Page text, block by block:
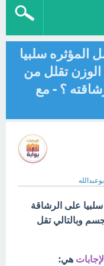
المؤثره سلبيا
تقلل من
؟ - مع
ابوعبدالله
سلبيا على الرشاقة
وبالتالي تقل
هي: